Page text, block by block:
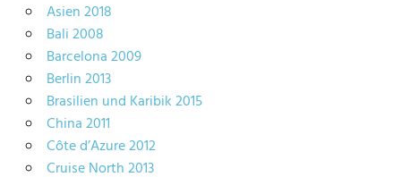
Asien 2018
Bali 2008
Barcelona 2009
Berlin 2013
Brasilien und Karibik 2015
China 2011
Côte d’Azure 2012
Cruise North 2013